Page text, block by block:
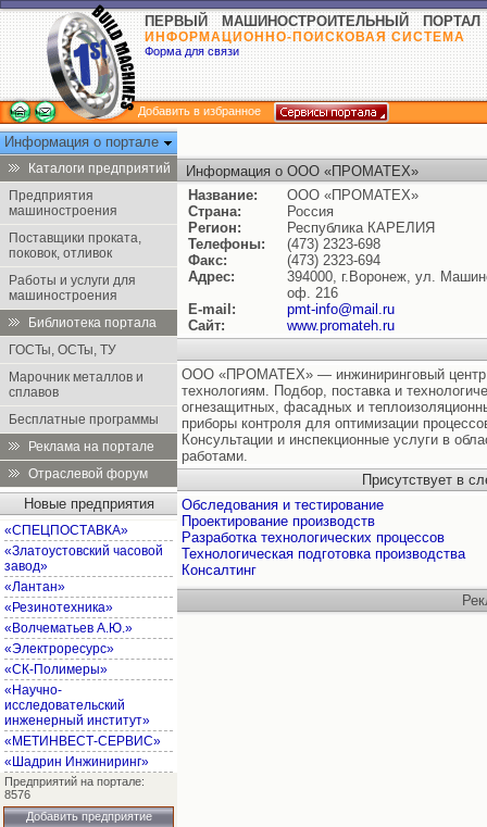
ПЕРВЫЙ МАШИНОСТРОИТЕЛЬНЫЙ ПОРТАЛ
ИНФОРМАЦИОННО-ПОИСКОВАЯ СИСТЕМА
Форма для связи
Добавить в избранное
Информация о портале
Каталоги предприятий
Предприятия
машиностроения
Поставщики проката,
поковок, отливок
Работы и услуги для
машиностроения
Библиотека портала
ГОСТы, ОСТы, ТУ
Марочник металлов и
сплавов
Бесплатные программы
Реклама на портале
Отраслевой форум
Новые предприятия
«СПЕЦПОСТАВКА»
«Златоустовский часовой
завод»
«Лантан»
«Резинотехника»
«Волчематьев А.Ю.»
«Электроресурс»
«СК-Полимеры»
«Научно-
исследовательский
инженерный институт»
«МЕТИНВЕСТ-СЕРВИС»
«Шадрин Инжиниринг»
Предприятий на портале:
8576
Добавить предприятие
Информация о ООО «ПРОМАТЕХ»
Название:
ООО «ПРОМАТЕХ»
Страна:
Россия
Регион:
Республика КАРЕЛИЯ
Телефоны:
(473) 2323-698
Факс:
(473) 2323-694
Адрес:
394000, г.Воронеж, ул.
оф. 216
E-mail:
pmt-info@mail.ru
Сайт:
www.promateh.ru
ООО «ПРОМАТЕХ» — инжиниринговый
технологиям. Подбор, поставка и
огнезащитных, фасадных и
приборы контроля для оптимизации
Консультации и инспекционные услуги в
работами.
Присутствует в
Обследования и тестирование
Проектирование производств
Разработка технологических процессов
Технологическая подготовка производства
Консалтинг